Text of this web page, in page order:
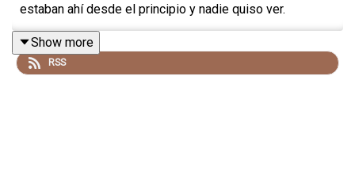
estaban ahí desde el principio y nadie quiso ver.
Show more
RSS